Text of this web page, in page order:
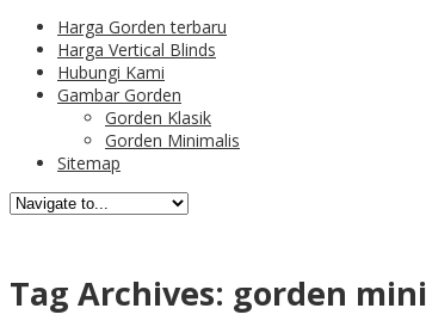
Harga Gorden terbaru
Harga Vertical Blinds
Hubungi Kami
Gambar Gorden
Gorden Klasik
Gorden Minimalis
Sitemap
Tag Archives: gorden